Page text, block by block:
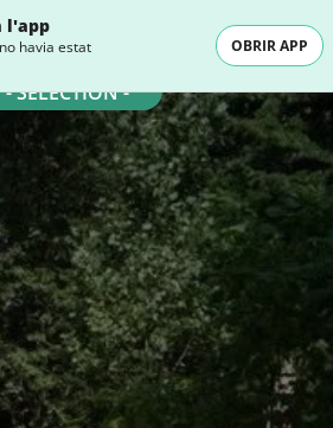
l'app
havia estat
OBRIR APP
- SELECTION -